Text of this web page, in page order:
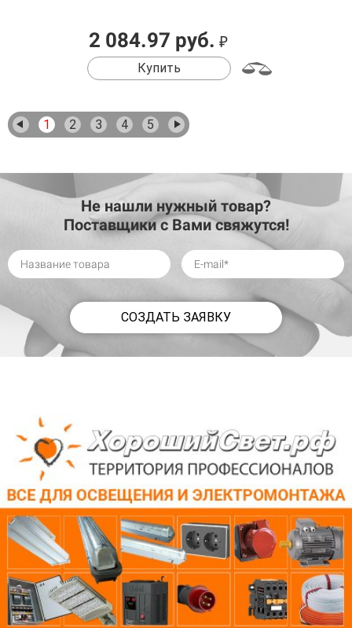
2 084.97 руб. ₽
Купить
1 2 3 4 5
Не нашли нужный товар?
Поставщики с Вами свяжутся!
СОЗДАТЬ ЗАЯВКУ